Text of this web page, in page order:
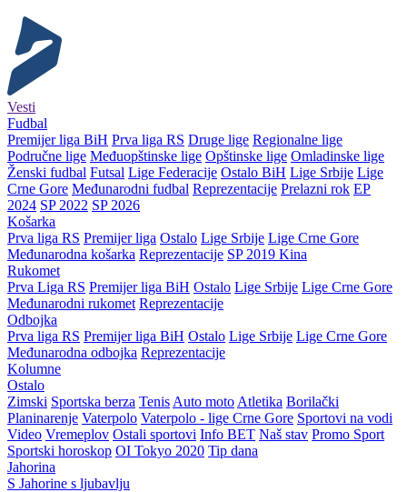
Vesti
Fudbal
Premijer liga BiH Prva liga RS Druge lige Regionalne lige
Područne lige Međuopštinske lige Opštinske lige Omladinske lige
Ženski fudbal Futsal Lige Federacije Ostalo BiH Lige Srbije Lige
Crne Gore Međunarodni fudbal Reprezentacije Prelazni rok EP
2024 SP 2022 SP 2026
Košarka
Prva liga RS Premijer liga Ostalo Lige Srbije Lige Crne Gore
Međunarodna košarka Reprezentacije SP 2019 Kina
Rukomet
Prva Liga RS Premijer liga BiH Ostalo Lige Srbije Lige Crne Gore
Međunarodni rukomet Reprezentacije
Odbojka
Prva liga RS Premijer liga BiH Ostalo Lige Srbije Lige Crne Gore
Međunarodna odbojka Reprezentacije
Kolumne
Ostalo
Zimski Sportska berza Tenis Auto moto Atletika Borilački
Planinarenje Vaterpolo Vaterpolo - lige Crne Gore Sportovi na vodi
Video Vremeplov Ostali sportovi Info BET Naš stav Promo Sport
Sportski horoskop OI Tokyo 2020 Tip dana
Jahorina
S Jahorine s ljubavlju